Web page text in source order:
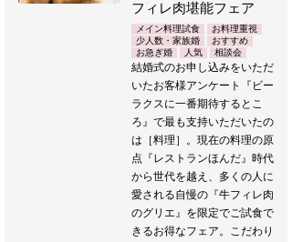
フィレ肉堪能フェア
メイン料理試食
お料理重視
少人数・家族婚
おすすめ
お急ぎ婚
人気 相談会
結婚式のお申し込みをいただ
いたお客様アンケート『ビー
ラクスに一番期待するとこ
ろ』で最も支持いただいたの
は［料理］。現在の料理の原
点『レストランほんだ』時代
から世代を越え、多くの人に
愛される自慢の『牛フィレ肉
のグリエ』を限定でご試食で
きるお得なフェア。こだわり